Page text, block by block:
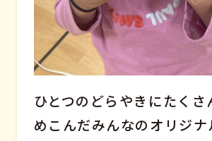
ひとつのどらやきにたくさ
めこんだみんなのオリジナ